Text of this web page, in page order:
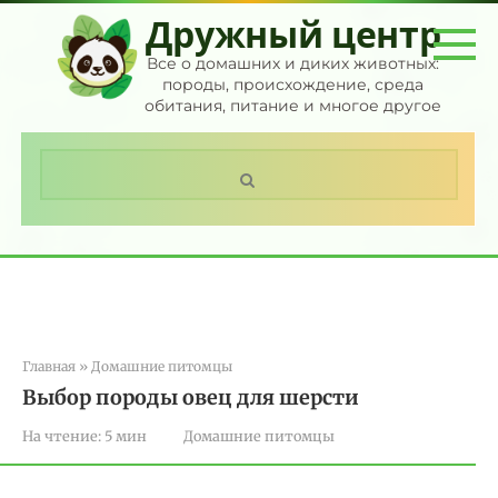
Перейти
контенту
Дружный центр
Все о домашних и диких животных:
породы, происхождение, среда
обитания, питание и многое другое
Главная » Домашние питомцы
Выбор породы овец для шерсти
На чтение: 5 мин Домашние питомцы